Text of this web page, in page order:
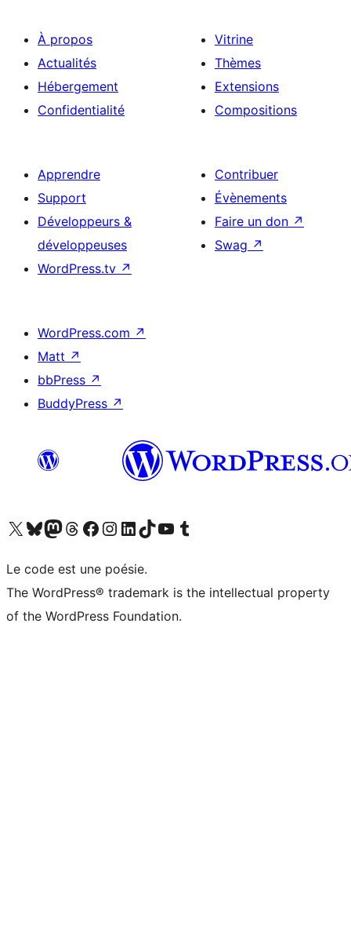
À propos
Actualités
Hébergement
Confidentialité
Vitrine
Thèmes
Extensions
Compositions
Apprendre
Support
Développeurs &
développeuses
WordPress.tv ↗
Contribuer
Évènements
Faire un don ↗
Swag ↗
WordPress.com ↗
Matt ↗
bbPress ↗
BuddyPress ↗
Visitez notre compte X (précédemment Twitter)
Visiter notre compte Bluesky
Visiter notre compte Mastodon
Visiter notre compte Threads
Consulter notre compte Facebook
Consulter notre compte Instagram
Consulter notre compte LinkedIn
Visiter notre compte TokTok
Visiter notre chaîne YouTube
Visiter notre compte Tumblr
Le code est une poésie.
The WordPress® trademark is the intellectual property
of the WordPress Foundation.